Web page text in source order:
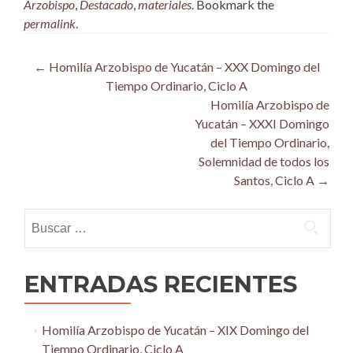
Arzobispo Destacado materiales . Bookmark the
permalink
Post
navigation
← Homilía Arzobispo de Yucatán – XXX Domingo del
Tiempo Ordinario, Ciclo A
Homilía Arzobispo de
Yucatán – XXXI Domingo
del Tiempo Ordinario,
Solemnidad de todos los
Santos, Ciclo A →
ENTRADAS RECIENTES
Homilía Arzobispo de Yucatán – XIX Domingo del
Tiempo Ordinario, Ciclo A